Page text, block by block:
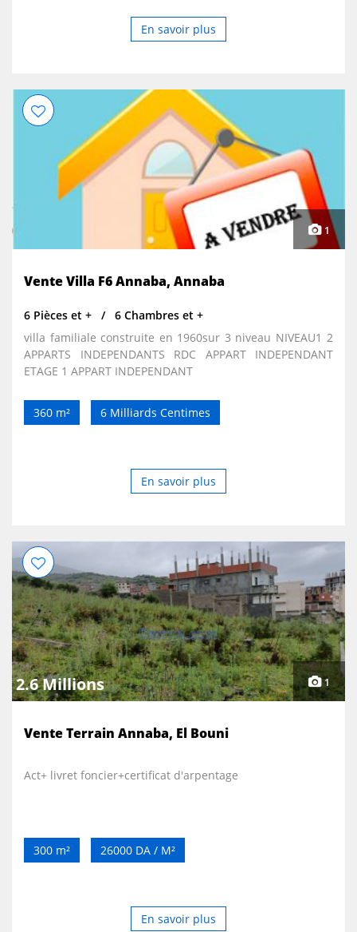
En savoir plus
1
Vente Villa F6 Annaba, Annaba
6 Pièces et +
6 Chambres et +
villa familiale construite en 1960sur 3 niveau NIVEAU1 2
APPARTS INDEPENDANTS RDC APPART INDEPENDANT
ETAGE 1 APPART INDEPENDANT
360 m² 6 Milliards Centimes
En savoir plus
2.6 Millions 1
Vente Terrain Annaba, El Bouni
Act+ livret foncier+certificat d'arpentage
300 m² 26000 DA / M²
En savoir plus